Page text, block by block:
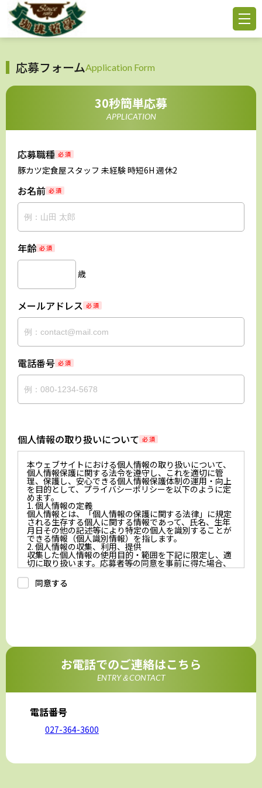
応募フォームApplication Form
30秒簡単応募
APPLICATION
応募職種 必 須
豚カツ定食屋スタッフ 未経験 時短6H 週休2
お名前 必 須
年齢 必 須
歳
メールアドレス 必 須
電話番号 必 須
個人情報の取り扱いについて 必 須
本ウェブサイトにおける個人情報の取り扱いについて、
個人情報保護に関する法令を遵守し、これを適切に管
理、保護し、安心できる個人情報保護体制の運用・向上
を目的として、プライバシーポリシーを以下のように定
めます。
1. 個人情報の定義
個人情報とは、「個人情報の保護に関する法律」に規定
される生存する個人に関する情報であって、氏名、生年
月日その他の記述等により特定の個人を識別することが
できる情報（個人識別情報）を指します。
2. 個人情報の収集、利用、提供
収集した個人情報の使用目的・範囲を下記に限定し、適
切に取り扱います。応募者等の同意を事前に得た場合、
又は法令により許された場合を除き、個人情報を第三者
に提供しません。
a.応募者等からのお問い合わせに対応・管理するため
な期間、妥当な範囲内でこれに応じます。
応募者等の個人情報の取得、利用その他一切の取り扱い
について、個人情報の保護に関する法律、その他の関連
法令、及び本プライバシーポリシーを遵守します。
応募者等の個人情報を正確かつ最新の内容に保つよう努
及び毀損から保護するため、必要な安全管理措置を講じ
ます。
6. Cookieについて
本ウェブサイトでは、一部のコンテンツにおいてCookie
同意する
お電話でのご連絡はこちら
ENTRY＆CONTACT
電話番号
027-364-3600